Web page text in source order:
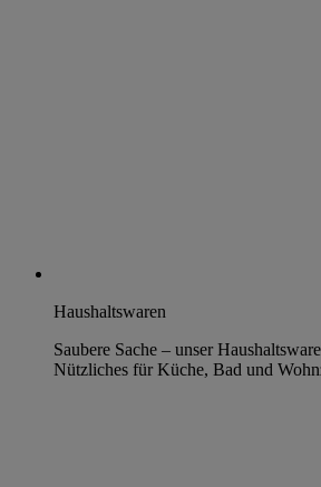
Haushaltswaren
Saubere Sache – unser
Nützliches für Küche, Bad und